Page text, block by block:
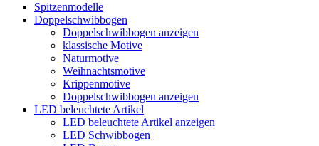
Spitzenmodelle
Doppelschwibbogen
Doppelschwibbogen anzeigen
klassische Motive
Naturmotive
Weihnachtsmotive
Krippenmotive
Doppelschwibbogen anzeigen
LED beleuchtete Artikel
LED beleuchtete Artikel anzeigen
LED Schwibbogen